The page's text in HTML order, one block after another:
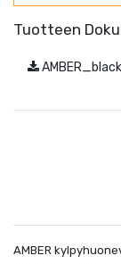
Tuotteen
AMBER